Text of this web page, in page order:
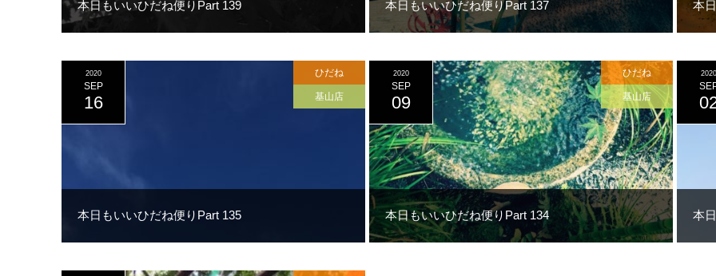
本日もいいひだね便りPart 139 本日もいいひだね便りPart 137 本
本日もいいひだね便りPart 135
2020
SEP
16
ひだね
基山店
本日もいいひだね便りPart 134
2020
SEP
09
ひだね
基山店
本
2020